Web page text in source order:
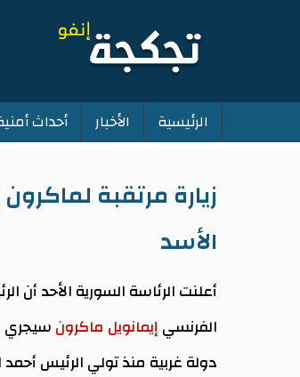
Main
navigation
الرئيسية الأخبار أحداث
زيارة مرتقبة
الأسد
أعلنت الرئاسة السورية الأحد أن
الفرنسيإيمانويل ماكرونسيجري
دولة غربية منذ تولي الرئيس أحمد